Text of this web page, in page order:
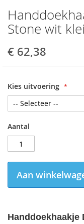
Stone wit
€ 62,38
Kies uitvoering
Aantal
Aan
Handdoekhaakje
Skip
to
the
of
gallery